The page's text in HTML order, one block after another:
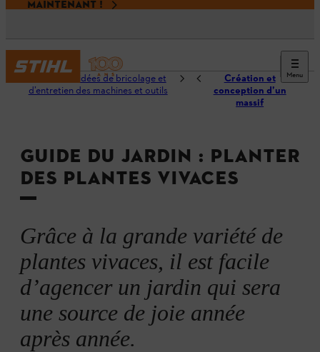
MAINTENANT !
Menu
Conseils et idées de bricolage et
d’entretien des machines et outils
Création et
conception d’un
massif
GUIDE DU JARDIN : PLANTER
DES PLANTES VIVACES
Grâce à la grande variété de
plantes vivaces, il est facile
d’agencer un jardin qui sera
une source de joie année
après année.